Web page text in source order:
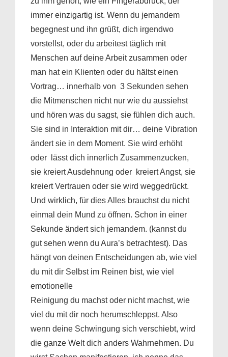
immer einzigartig ist. Wenn du jemandem
begegnest und ihn grüßt, dich irgendwo
vorstellst, oder du arbeitest täglich mit
Menschen auf deine Arbeit zusammen oder
man hat ein Klienten oder du hältst einen
Vortrag… innerhalb von 3 Sekunden sehen
die Mitmenschen nicht nur wie du aussiehst
und hören was du sagst, sie fühlen dich auch.
Sie sind in Interaktion mit dir… deine Vibration
ändert sie in dem Moment. Sie wird erhöht
oder lässt dich innerlich Zusammenzucken,
sie kreiert Ausdehnung oder kreiert Angst, sie
kreiert Vertrauen oder sie wird weggedrückt.
Und wirklich, für dies Alles brauchst du nicht
einmal dein Mund zu öffnen. Schon in einer
Sekunde ändert sich jemandem. (kannst du
gut sehen wenn du Aura’s betrachtest). Das
hängt von deinen Entscheidungen ab, wie viel
du mit dir Selbst im Reinen bist, wie viel
emotionelle
Reinigung du machst oder nicht machst, wie
viel du mit dir noch herumschleppst. Also
wenn deine Schwingung sich verschiebt, wird
die ganze Welt dich anders Wahrnehmen. Du